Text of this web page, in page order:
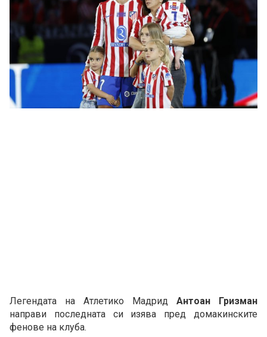
Легендата на Атлетико Мадрид Антоан Гризман
направи последната си изява пред домакинските
фенове на клуба.